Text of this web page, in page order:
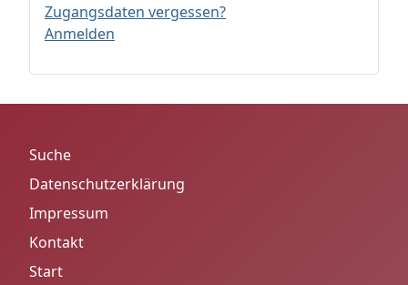
Zugangsdaten vergessen?
Anmelden
Suche
Datenschutzerklärung
Impressum
Kontakt
Start